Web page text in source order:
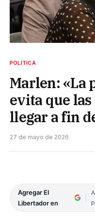
POLÍTICA
Marlen: «La
evita que
llegar a fin
27 de mayo de 2026
Agregar El
Libertador en